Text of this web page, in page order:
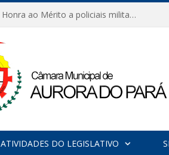
Câmara de Aurora do Pará presta Honra ao Mérito a policiais militares em sessão marcada por reconhecimento e emoção
ATIVIDADES DO LEGISLATIVO